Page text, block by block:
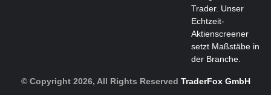
Trader. Unser
Echtzeit-
Aktienscreener
setzt Maßstäbe in
der Branche.
© Copyright 2026, All Rights Reserved TraderFox GmbH